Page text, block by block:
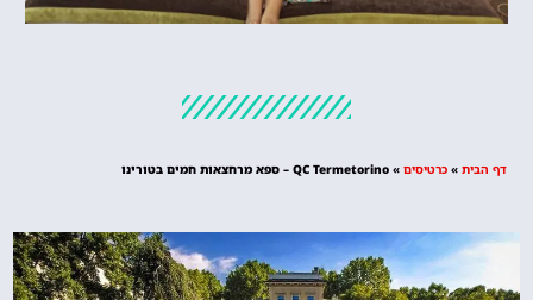
מציאת מלון
דף הבית » כרטיסים » QC Termetorino – ספא מרחצאות חמים בטורינו